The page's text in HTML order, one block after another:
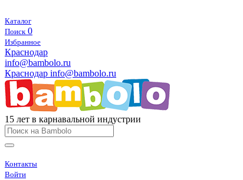
Каталог
Поиск 0
Избранное
Краснодар
info@bambolo.ru
Краснодар info@bambolo.ru
15 лет в карнавальной индустрии
Контакты
Войти